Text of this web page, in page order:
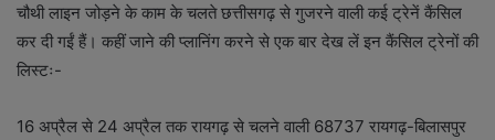
चौथी लाइन जोड़ने के काम के चलते छत्तीसगढ़ से गुजरने वाली कई ट्रेनें कैंसिल
कर दी गईं हैं। कहीं जाने की प्लानिंग करने से एक बार देख लें इन कैंसिल ट्रेनों की
लिस्टः-
16 अप्रैल से 24 अप्रैल तक रायगढ़ से चलने वाली 68737 रायगढ़-बिलासपुर